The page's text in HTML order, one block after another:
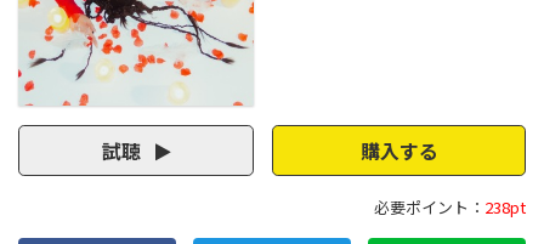
試聴 購入する
必要ポイント： 238pt